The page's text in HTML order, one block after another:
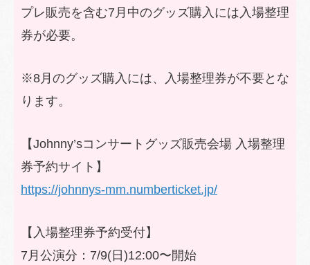
プレ販売を含む7月中のグッズ購入には入場整理
券が必要。
※8月のグッズ購入には、入場整理券が不要とな
ります。
【Johnny’sコンサートグッズ販売会場 入場整理
券予約サイト】
https://johnnys-mm.numberticket.jp/
【入場整理券予約受付】
7月公演分：7/9(日)12:00〜開始